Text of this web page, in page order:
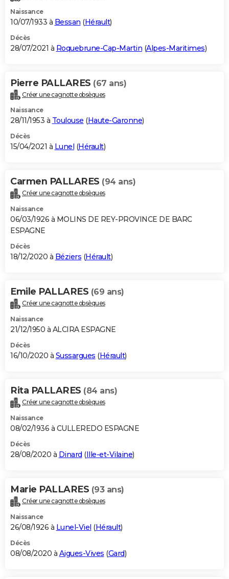
Naissance
10/07/1933 à Bessan (Hérault)
Décès
28/07/2021 à Roquebrune-Cap-Martin (Alpes-Maritimes)
Pierre PALLARES (67 ans)
Créer une cagnotte obsèques
Naissance
28/11/1953 à Toulouse (Haute-Garonne)
Décès
15/04/2021 à Lunel (Hérault)
Carmen PALLARES (94 ans)
Créer une cagnotte obsèques
Naissance
06/03/1926 à MOLINS DE REY-PROVINCE DE BARC
ESPAGNE
Décès
18/12/2020 à Béziers (Hérault)
Emile PALLARES (69 ans)
Créer une cagnotte obsèques
Naissance
21/12/1950 à ALCIRA ESPAGNE
Décès
16/10/2020 à Sussargues (Hérault)
Rita PALLARES (84 ans)
Créer une cagnotte obsèques
Naissance
08/02/1936 à CULLEREDO ESPAGNE
Décès
28/08/2020 à Dinard (Ille-et-Vilaine)
Marie PALLARES (93 ans)
Créer une cagnotte obsèques
Naissance
26/08/1926 à Lunel-Viel (Hérault)
Décès
08/08/2020 à Aigues-Vives (Gard)